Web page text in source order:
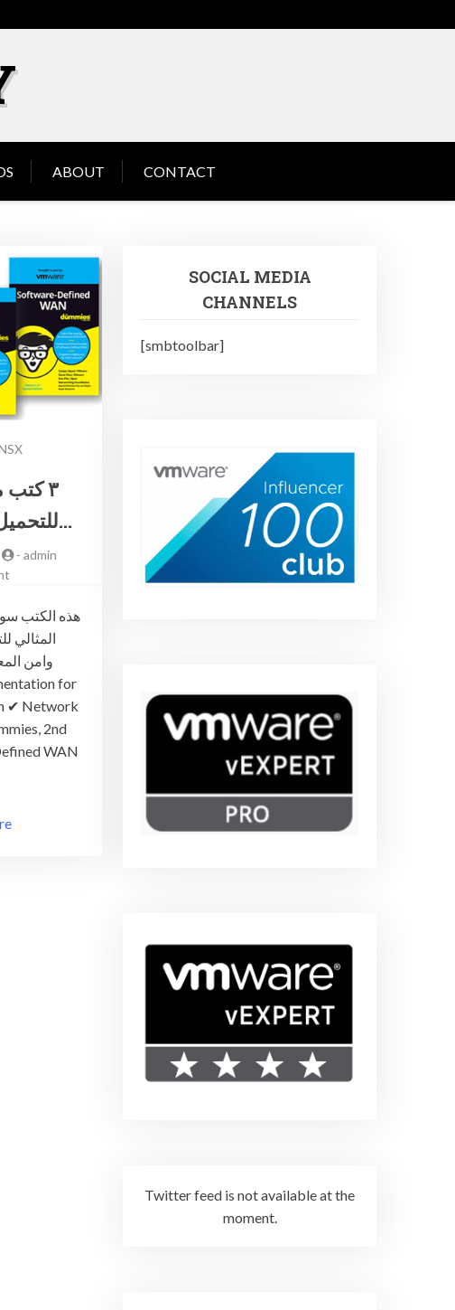
ABOUT CONTACT
٣
للتحميل من شركة في…
-admin
on
كتب
مجانية
جاهزة
للتحميل
من
شركة
في
ام
هذه الكتب
المثالي
وامن
✔︎ Network
2nd
WAN
SOCIAL MEDIA
CHANNELS
[smbtoolbar]
Twitter feed is not available at the
moment.